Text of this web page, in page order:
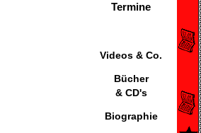
Termine
Videos & Co.
Bücher
& CD's
Biographie